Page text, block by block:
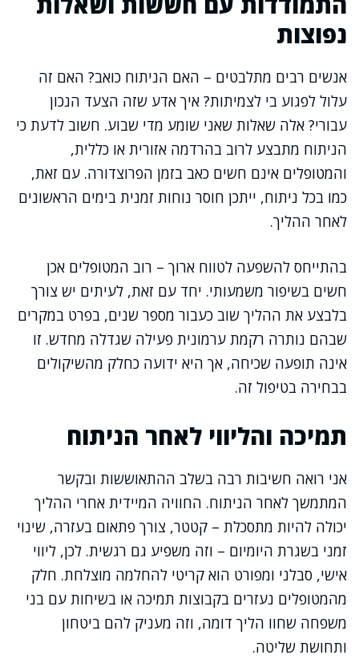
נפוצות
אנשים רבים מתלבטים – האם הניתוח כואב? האם זה
עלול לפגוע בי לצמיתות? איך אדע שזה הצעד הנכון
עבורי? אלה שאלות שאני שומע מדי שבוע. חשוב לדעת כי
הניתוח מתבצע לרוב בהרדמה אזורית או כללית,
והמטופלים אינם חשים כאב בזמן הפרוצדורה. עם זאת,
כמו בכל ניתוח, ייתכן חוסר נוחות זמנית בימים הראשונים
לאחר ההליך.
בהתייחס להשפעה לטווח ארוך – רוב המטופלים אכן
חשים בשיפור משמעותי. יחד עם זאת, לעיתים יש צורך
בלבצע את ההליך שוב כעבור מספר שנים, בפרט במקרים
שבהם נותרה רקמת ערמונית פעילה שגדלה מחדש. זו
אינה תופעה שכיחה, אך היא ידועה כחלק מהשיקולים
בבחירה בטיפול זה.
תמיכה והליווי לאחר הניתוח
אני רואה חשיבות רבה בשלב ההתאוששות ובקשר
המתמשך לאחר הניתוח. החוויה המיידית אחרי ההליך
יכולה להיות מתסכלת – קטטר, צורך פתאום בעזרה, שינוי
זמני בשגרת היומיום – וזה משפיע גם רגשית. לכן, ליווי
אישי, סבלני ומפורט הוא קריטי להחלמה מוצלחת. חלק
מהמטופלים נעזרים בקבוצות תמיכה או בשיחות עם בני
משפחה שחוו הליך דומה, וזה מעניק להם ביטחון
ותחושת שליטה.